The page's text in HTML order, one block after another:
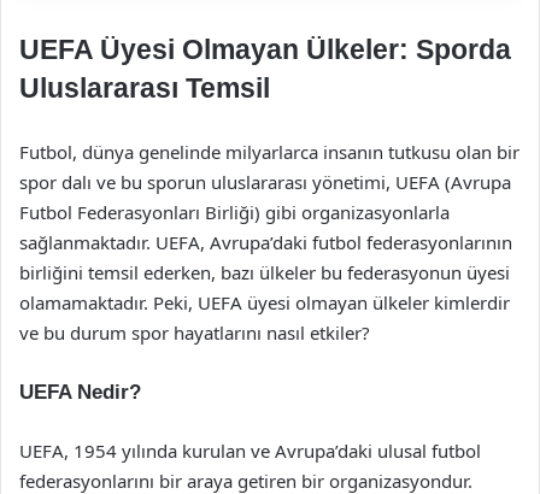
UEFA Üyesi Olmayan Ülkeler: Sporda
Uluslararası Temsil
Futbol, dünya genelinde milyarlarca insanın tutkusu olan bir
spor dalı ve bu sporun uluslararası yönetimi, UEFA (Avrupa
Futbol Federasyonları Birliği) gibi organizasyonlarla
sağlanmaktadır. UEFA, Avrupa’daki futbol federasyonlarının
birliğini temsil ederken, bazı ülkeler bu federasyonun üyesi
olamamaktadır. Peki, UEFA üyesi olmayan ülkeler kimlerdir
ve bu durum spor hayatlarını nasıl etkiler?
UEFA Nedir?
UEFA, 1954 yılında kurulan ve Avrupa’daki ulusal futbol
federasyonlarını bir araya getiren bir organizasyondur.